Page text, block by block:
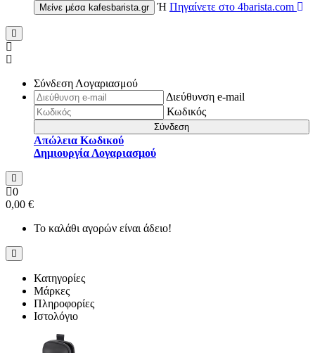
Μείνε μέσα kafesbarista.gr Ή Πηγαίνετε στο 4barista.com
Σύνδεση Λογαριασμού
Διεύθυνση e-mail
Κωδικός
Σύνδεση
Απώλεια Κωδικού
Δημιουργία Λογαριασμού
0
0,00 €
Το καλάθι αγορών είναι άδειο!
Κατηγορίες
Μάρκες
Πληροφορίες
Ιστολόγιο